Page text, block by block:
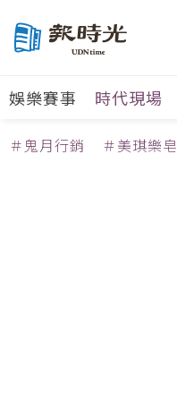
娛樂賽事 時代現場
＃鬼月行銷 ＃美琪樂皂